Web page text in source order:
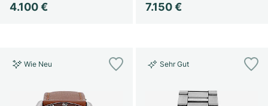
4.100 € 7.150 €
Wie Neu Sehr Gut